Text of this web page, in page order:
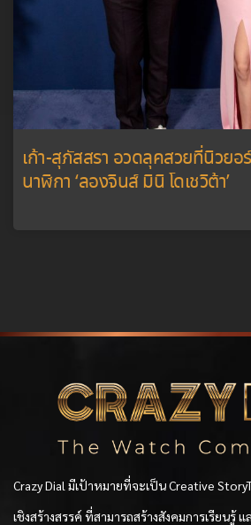
เก้า-สุภัสสรา อวดลุคสวยที่นิวยอ
นาฬิกา ‘ลองจินส์ มินิ โดเชวิต้า’
Crazy Dial มีเป้าหมายที่จะเป็น Creative
เชิงสร้างสรรค์ ที่สามารถสร้างสังคมการเรียนรู้